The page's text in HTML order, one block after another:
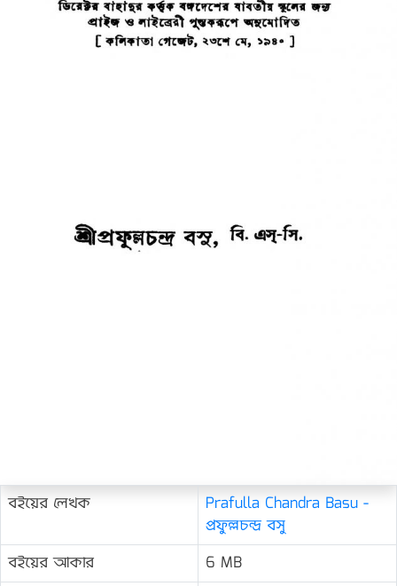
বইয়ের লেখক
Prafulla Chandra Basu -
প্রফুল্লচন্দ্র বসু
বইয়ের আকার
6 MB